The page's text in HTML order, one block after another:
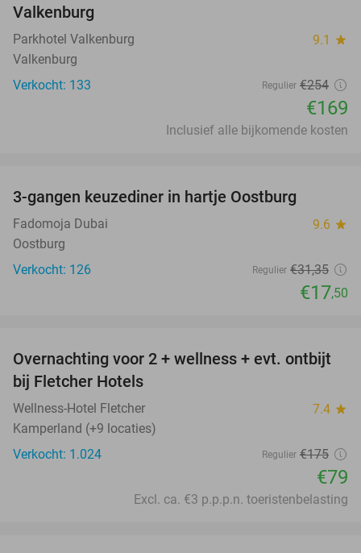
Valkenburg
Parkhotel Valkenburg 9.1 star
Valkenburg
Verkocht: 133
Regulier €254
€169
Inclusief alle bijkomende kosten
3-gangen keuzediner in hartje Oostburg
Fadomoja Dubai 9.6 star
Oostburg
Verkocht: 126
Regulier €31,35
€17,50
55%
Overnachting voor 2 + wellness + evt. ontbijt
bij Fletcher Hotels
Wellness-Hotel Fletcher 7.4 star
Kamperland (+9 locaties)
Verkocht: 1.024
Regulier €175
€79
Excl. ca. €3 p.p.p.n. toeristenbelasting